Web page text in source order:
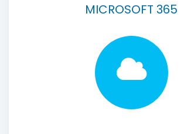
MICROSOFT 365